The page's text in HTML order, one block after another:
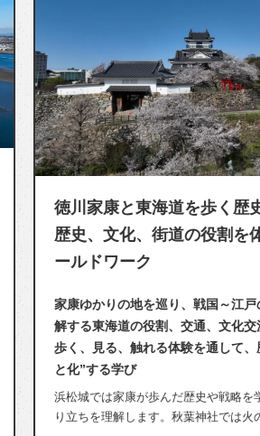
道を歩く歴史探訪
道の役割を体感するフィ
り、戦国～江戸の歴史を深く理
、交通、文化交流の歴史を学ぶ
体験を通して、歴史を“自分ご
だ歴史や戦略を学び、城下町の成
秋葉神社では火の神を祀る信仰が